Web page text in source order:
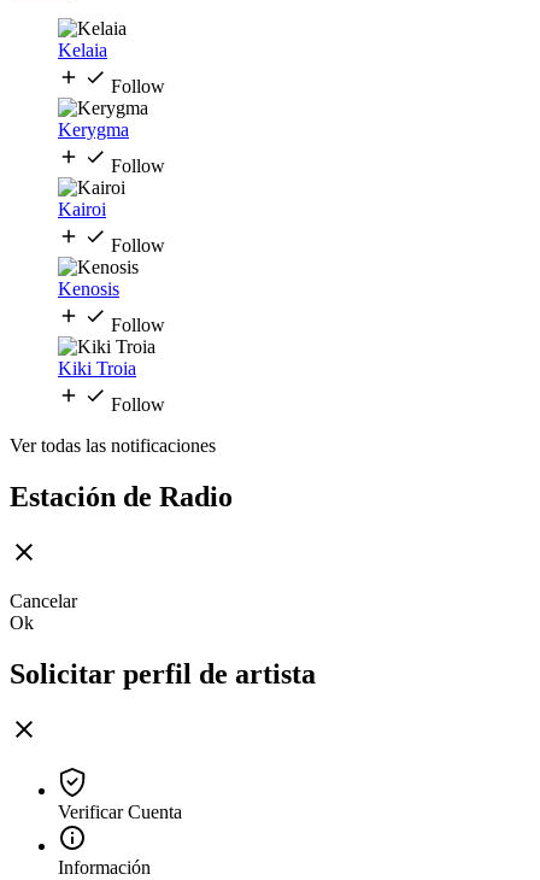
Kelaia
Follow
Kerygma
Follow
Kairoi
Follow
Kenosis
Follow
Kiki Troia
Follow
Ver todas las notificaciones
Estación de Radio
Cancelar
Ok
Solicitar perfil de artista
Verificar Cuenta
Información